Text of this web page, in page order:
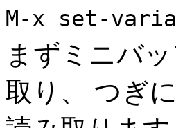
M-x set-
まずミニバ
取り、 つぎ